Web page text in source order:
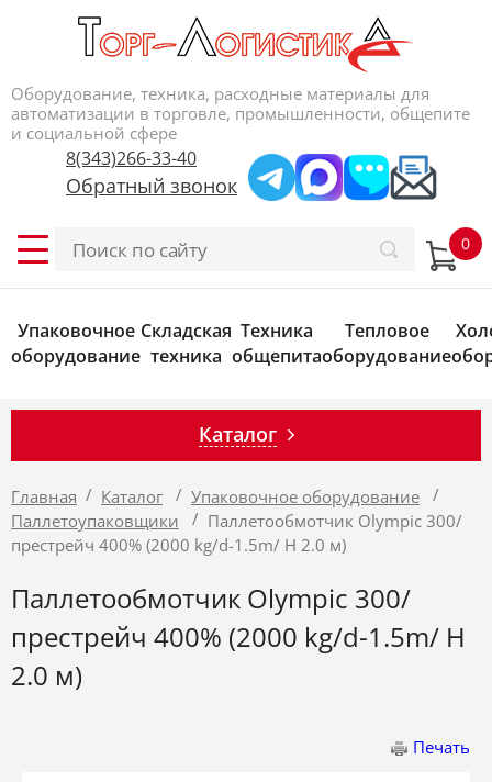
Оборудование, техника, расходные материалы для
автоматизации в торговле, промышленности, общепите
и социальной сфере
8(343)266-33-40
Обратный звонок
Упаковочное
оборудование
Складская
техника
Техника
общепита
Тепловое
оборудование
Каталог
Главная / Каталог / Упаковочное оборудование /
Паллетоупаковщики
/ Паллетообмотчик Olympic 300/
престрейч 400% (2000 kg/d-1.5m/ H 2.0 м)
Паллетообмотчик Olympic 300/
престрейч 400% (2000 kg/d-1.5m/ H
2.0 м)
Печать